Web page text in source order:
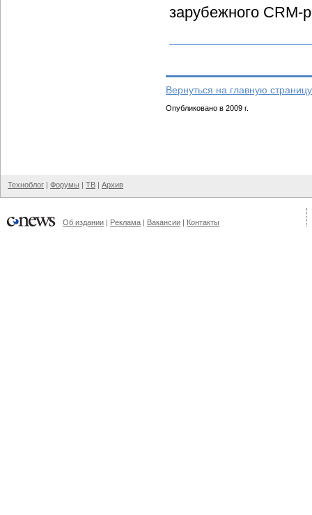
зарубежного CRM-
Вернуться на главную
Опубликовано в 2009 г.
Техноблог | Форумы | ТВ | Архив
Об издании | Реклама | Вакансии | Контакты